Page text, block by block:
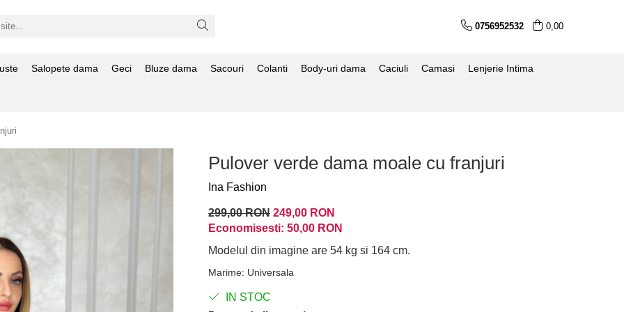
0756952532 0,00
Salopete dama Geci Bluze dama Sacouri Colanti Body-uri dama Caciuli Camasi Lenjerie Intima
Pulover verde dama moale cu franjuri
Ina Fashion
299,00 RON 249,00 RON
Economisesti: 50,00 RON
Modelul din imagine are 54 kg si 164 cm.
Marime: Universala
IN STOC